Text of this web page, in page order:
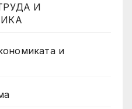
И
и